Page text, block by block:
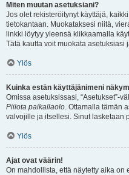
Miten muutan asetuksiani?
Jos olet rekisteröitynyt käyttäjä,
tietokantaan. Muokataksesi niitä,
linkki löytyy yleensä klikkaamalla
Tätä kautta voit muokata asetuksiasi
Ylös
Kuinka estän käyttäjänimeni
Omissa asetuksissasi, “Asetukset”-
Piilota paikallaolo. Ottamalla tämän
valvojille ja itsellesi. Sinut lasketaan
Ylös
Ajat ovat väärin!
On mahdollista, että näytetty aika